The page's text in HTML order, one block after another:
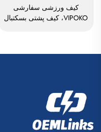
کیف ورزشی سفارشی
VIPOKO، کیف پشتی بسکتبال